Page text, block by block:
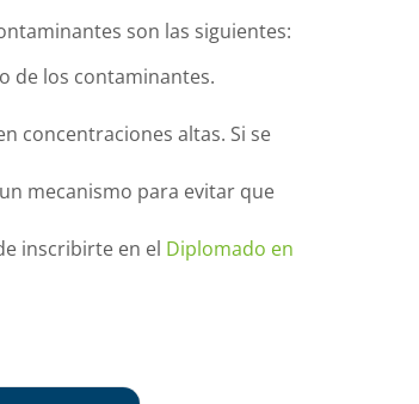
son las siguientes:
de los contaminantes.
concentraciones altas. Si se
mecanismo para evitar que
inscribirte en el Diplomado en